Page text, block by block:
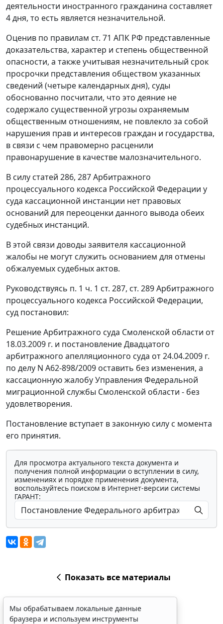
деятельности иностранного гражданина составляет
4 дня, то есть является незначительной.
Оценив по правилам ст. 71 АПК РФ представленные
доказательства, характер и степень общественной
опасности, а также учитывая незначительный срок
просрочки представления обществом указанных
сведений (четыре календарных дня), суды
обоснованно посчитали, что это деяние не
содержало существенной угрозы охраняемым
общественным отношениям, не повлекло за собой
нарушения прав и интересов граждан и государства,
в связи с чем правомерно расценили
правонарушение в качестве малозначительного.
В силу статей 286, 287Арбитражного
процессуального кодекса Российской Федерации у
суда кассационной инстанции нет правовых
оснований для переоценки данного вывода обеих
судебных инстанций.
В этой связи доводы заявителя кассационной
жалобы не могут служить основанием для отмены
обжалуемых судебных актов.
Руководствуясь п. 1 ч. 1 ст. 287, ст. 289Арбитражного
процессуального кодекса Российской Федерации,
суд постановил:
Решение Арбитражного суда Смоленской области от
18.03.2009 г. и постановлениеДвадцатого
арбитражного апелляционного суда от 24.04.2009 г.
по делу N А62-898/2009 оставить без изменения, а
кассационную жалобу Управления Федеральной
миграционной службы Смоленской области - без
удовлетворения.
Постановление вступает в законную силу с момента
его принятия.
Для просмотра актуального текста документа и
получения полной информации о вступлении в силу,
изменениях и порядке применения документа,
воспользуйтесь поиском в Интернет-версии системы
ГАРАНТ:
Показать все материалы
Мы обрабатываем локальные данные
браузера и используем инструменты